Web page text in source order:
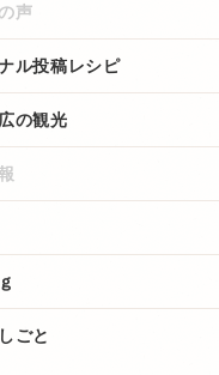
声
ル投稿レシピ
の観光
ごと
店
ら探す